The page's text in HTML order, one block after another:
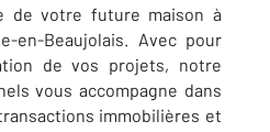
de votre future maison à
en-Beaujolais. Avec pour
de vos projets, notre
vous accompagne dans
immobilières et